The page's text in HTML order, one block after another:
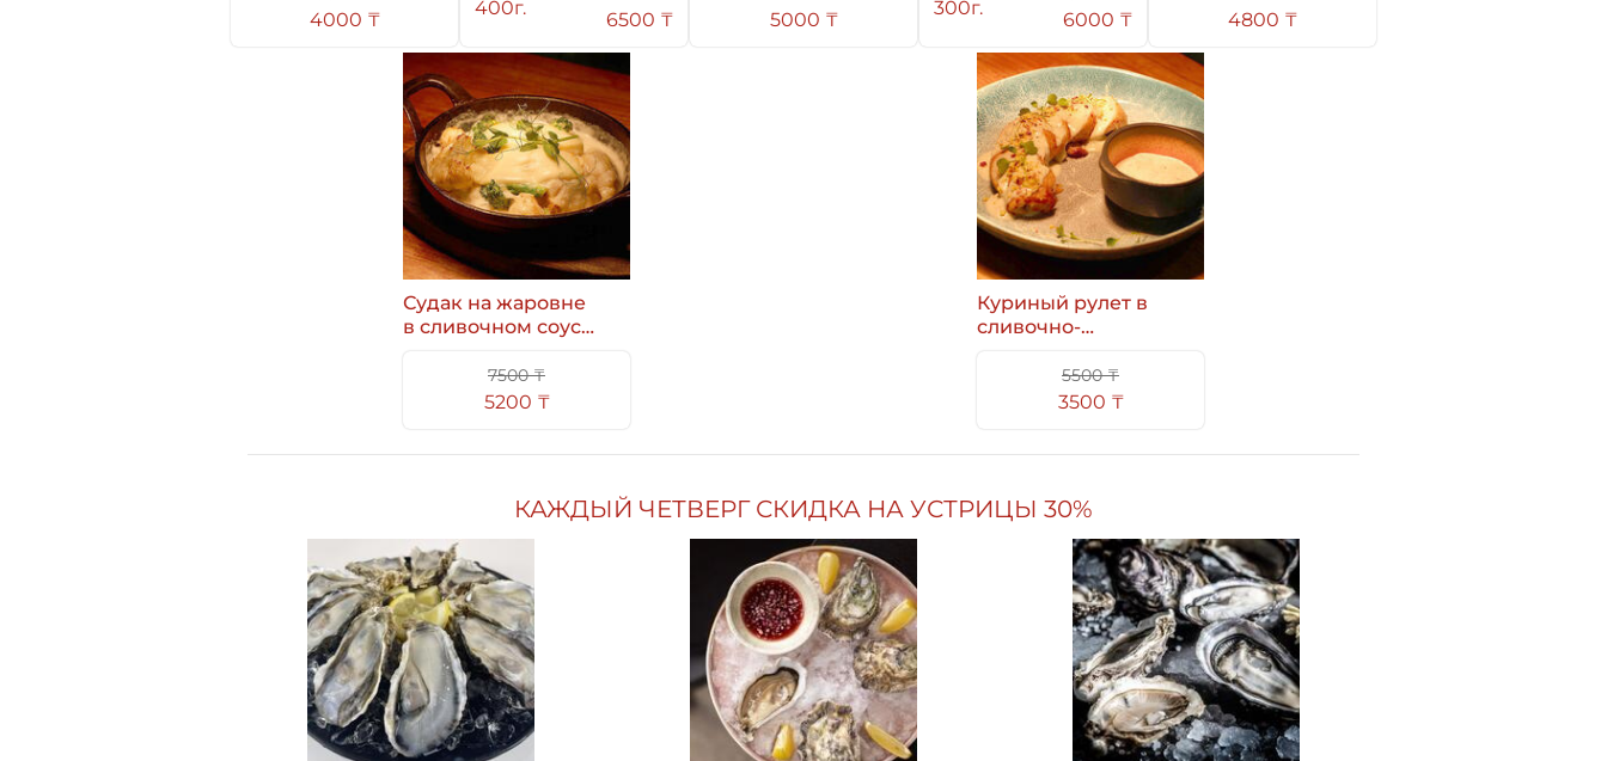
4000 ₸
400г.
6500 ₸ 5000 ₸
300г.
6000 ₸ 4800 ₸
Судак на жаровне
в сливочном соусе
капустой7500 ₸
5200 ₸
Куриный рулет в
сливочно-
5500 ₸
3500 ₸
КАЖДЫЙ ЧЕТВЕРГ СКИДКА НА УСТРИЦЫ 30%